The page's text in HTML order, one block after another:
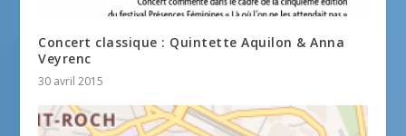
Concert classique : Quintette Aquilon & Anna
Veyrenc
30 avril 2015